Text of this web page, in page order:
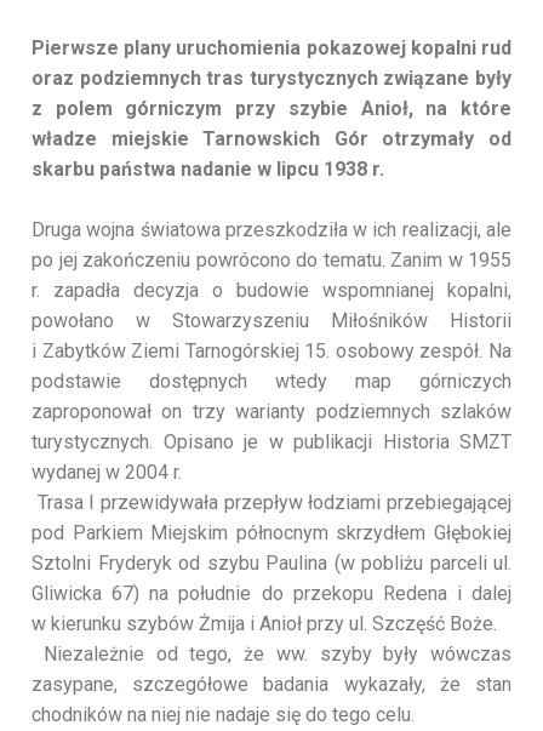
Pierwsze plany uruchomienia pokazowej kopalni rud
oraz podziemnych tras turystycznych związane były
z polem górniczym przy szybie Anioł, na które
władze miejskie Tarnowskich Gór otrzymały od
skarbu państwa nadanie w lipcu 1938 r.
Druga wojna światowa przeszkodziła w ich realizacji, ale
po jej zakończeniu powrócono do tematu. Zanim w 1955
r. zapadła decyzja o budowie wspomnianej kopalni,
powołano w Stowarzyszeniu Miłośników Historii
i Zabytków Ziemi Tarnogórskiej 15. osobowy zespół. Na
podstawie dostępnych wtedy map górniczych
zaproponował on trzy warianty podziemnych szlaków
turystycznych. Opisano je w publikacji Historia SMZT
wydanej w 2004 r.
Trasa I przewidywała przepływ łodziami przebiegającej
pod Parkiem Miejskim północnym skrzydłem Głębokiej
Sztolni Fryderyk od szybu Paulina (w pobliżu parceli ul.
Gliwicka 67) na południe do przekopu Redena i dalej
w kierunku szybów Żmija i Anioł przy ul. Szczęść Boże.
Niezależnie od tego, że ww. szyby były wówczas
zasypane, szczegółowe badania wykazały, że stan
chodników na niej nie nadaje się do tego celu.